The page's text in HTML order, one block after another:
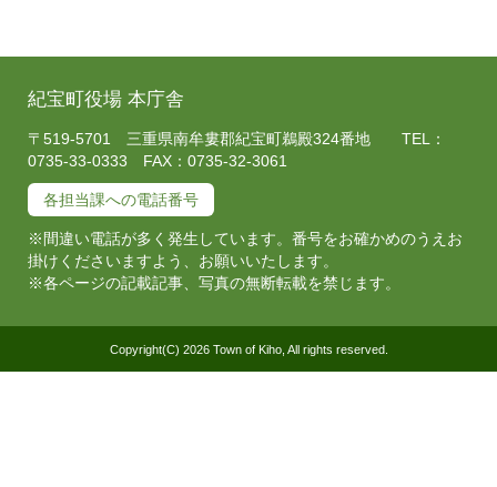
紀宝町役場 本庁舎
〒519-5701 三重県南牟婁郡紀宝町鵜殿324番地 TEL：
0735-33-0333 FAX：0735-32-3061
各担当課への電話番号
※間違い電話が多く発生しています。番号をお確かめのうえお
掛けくださいますよう、お願いいたします。
※各ページの記載記事、写真の無断転載を禁じます。
Copyright(C) 2026 Town of Kiho, All rights reserved.